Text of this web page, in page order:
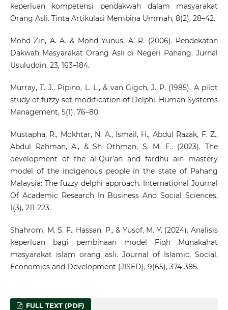
keperluan kompetensi pendakwah dalam masyarakat
Orang Asli. Tinta Artikulasi Membina Ummah, 8(2), 28–42.
Mohd Zin, A. A. & Mohd Yunus, A. R. (2006). Pendekatan
Dakwah Masyarakat Orang Asli di Negeri Pahang. Jurnal
Usuluddin, 23, 163–184.
Murray, T. J., Pipino, L. L., & van Gigch, J. P. (1985). A pilot
study of fuzzy set modification of Delphi. Human Systems
Management, 5(1), 76–80.
Mustapha, R., Mokhtar, N. A., Ismail, H., Abdul Razak, F. Z.,
Abdul Rahman, A., & Sh Othman, S. M. F.. (2023). The
development of the al-Qur'an and fardhu ain mastery
model of the indigenous people in the state of Pahang
Malaysia: The fuzzy delphi approach. International Journal
Of Academic Research In Business And Social Sciences,
1(3), 211-223.
Shahrom, M. S. F., Hassan, P., & Yusof, M. Y. (2024). Analisis
keperluan bagi pembinaan model Fiqh Munakahat
masyarakat islam orang asli. Journal of Islamic, Social,
Economics and Development (JISED), 9(65), 374-385.
FULL TEXT (PDF)